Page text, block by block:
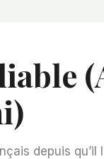
depuis qu’il